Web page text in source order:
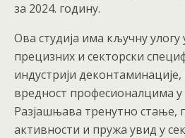
за 2024. годину.
Ова студија има кључну
прецизних и секторски
индустрији
вредност професионалцима у
Разјашњава тренутно стање,
активности и пружа увид у